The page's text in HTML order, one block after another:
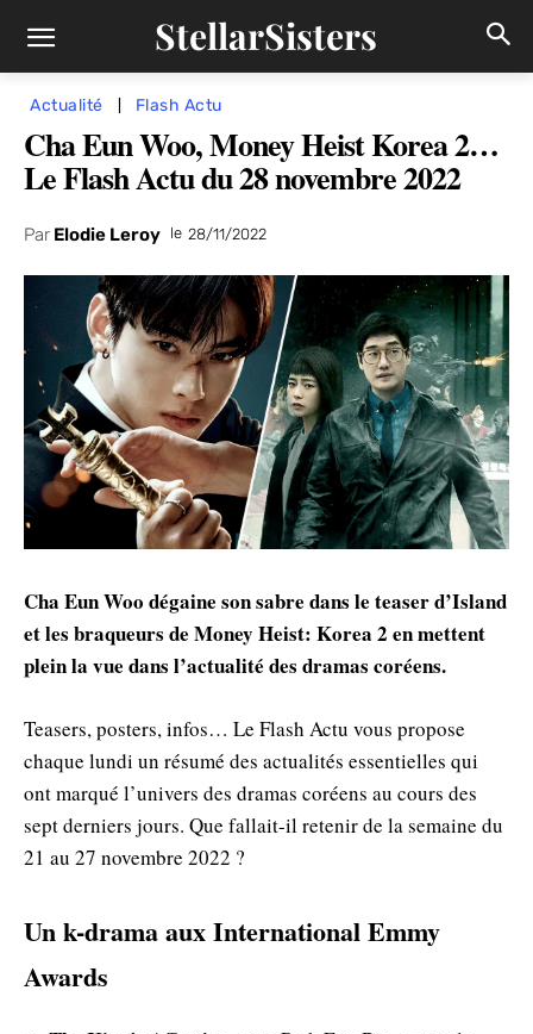
StellarSisters
Actualité Flash Actu
Cha Eun Woo, Money Heist Korea 2…
Le Flash Actu du 28 novembre 2022
Par Elodie Leroy le 28/11/2022
Cha Eun Woo dégaine son sabre dans le teaser d’Island
et les braqueurs de Money Heist: Korea 2 en mettent
plein la vue dans l’actualité des dramas coréens.
Teasers, posters, infos… Le Flash Actu vous propose
chaque lundi un résumé des actualités essentielles qui
ont marqué l’univers des dramas coréens au cours des
sept derniers jours. Que fallait-il retenir de la semaine du
21 au 27 novembre 2022 ?
Un k-drama aux International Emmy
Awards